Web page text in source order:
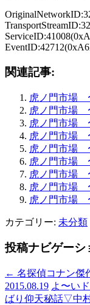
関連記事:
虎ノ門市場
虎ノ門市場
虎ノ門市場
虎ノ門市場
虎ノ門市場
虎ノ門市場
虎ノ門市場
虎ノ門市場
虎ノ門市場
カテゴリー: 未分類
投稿ナビゲーシ
← 名探偵コナン傑
2015.08.19 よ〜い
ばり仰天秘話▽中